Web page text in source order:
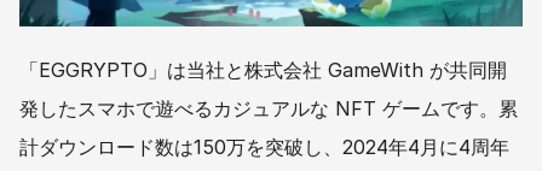
「EGGRYPTO」は当社と株式会社 GameWith が共同開
発したスマホで遊べるカジュアルな NFT ゲームです。累
計ダウンロード数は150万を突破し、2024年4月に4周年